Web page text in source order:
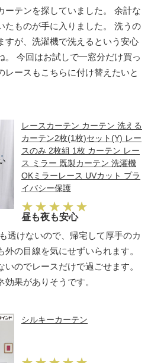
ーテンを探していました。 余計な
たものが手に入りました。 洗うの
すが、洗濯機で洗えるという安心
。 今回はお試しで一窓分だけ買っ
レースもこちらに付け替えたいと
レースカーテン カーテン 洗える
カーテン2枚(1枚)セット(Y) レー
スのみ 2枚組 1枚 カーテン レー
ス ミラー 既製カーテン 洗濯機
OKミラーレース UVカット プラ
イバシー保護
昼も夜も安心
透けないので、帰宅して厚手のカ
外の目線を気にせずいられます。
いのでレースだけで過ごせます。
効果がありそうです。
シルキーカーテン